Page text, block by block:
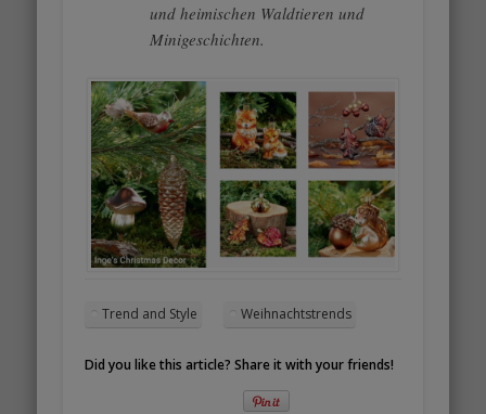
und heimischen Waldtieren und
Minigeschichten.
Trend and Style Weihnachtstrends
Did you like this article? Share it with your friends!